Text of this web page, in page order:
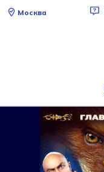
Москва